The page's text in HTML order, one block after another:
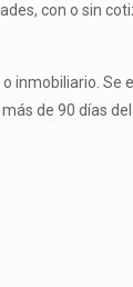
con o sin
inmobiliario.
de 90 días